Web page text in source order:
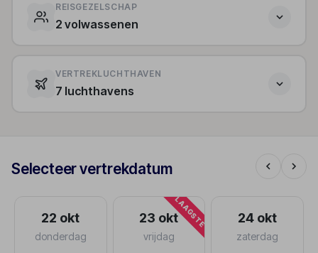
REISGEZELSCHAP
2 volwassenen
VERTREKLUCHTHAVEN
7 luchthavens
Selecteer vertrekdatum
22 okt
donderdag
LAAGSTE
23 okt
vrijdag
24 okt
zaterdag